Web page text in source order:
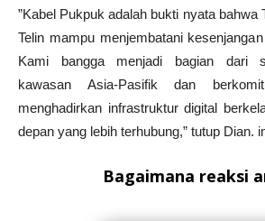
”Kabel Pukpuk adalah bukti nyata bahwa
Telin mampu menjembatani
Kami bangga menjadi bagian dari
kawasan Asia-Pasifik dan
menghadirkan infrastruktur digital
depan yang lebih terhubung,” tutup Dian.
Bagaimana reaksi